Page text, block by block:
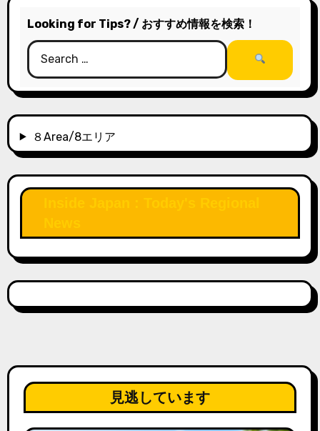
Looking for Tips? / おすすめ情報を検索！
８Area/8エリア
見逃しています